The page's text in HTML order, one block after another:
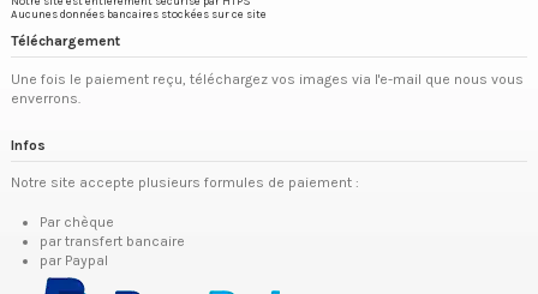
Aucunes données bancaires stockées sur ce site
Téléchargement
Une fois le paiement reçu, téléchargez vos images via l'e-mail que nous vous
enverrons.
Infos
Notre site accepte plusieurs formules de paiement :
Par chèque
par transfert bancaire
par Paypal